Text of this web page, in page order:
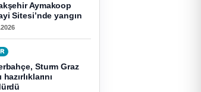
Aymakoop
Sitesi’nde yangın
Sturm Graz
hazırlıklarını